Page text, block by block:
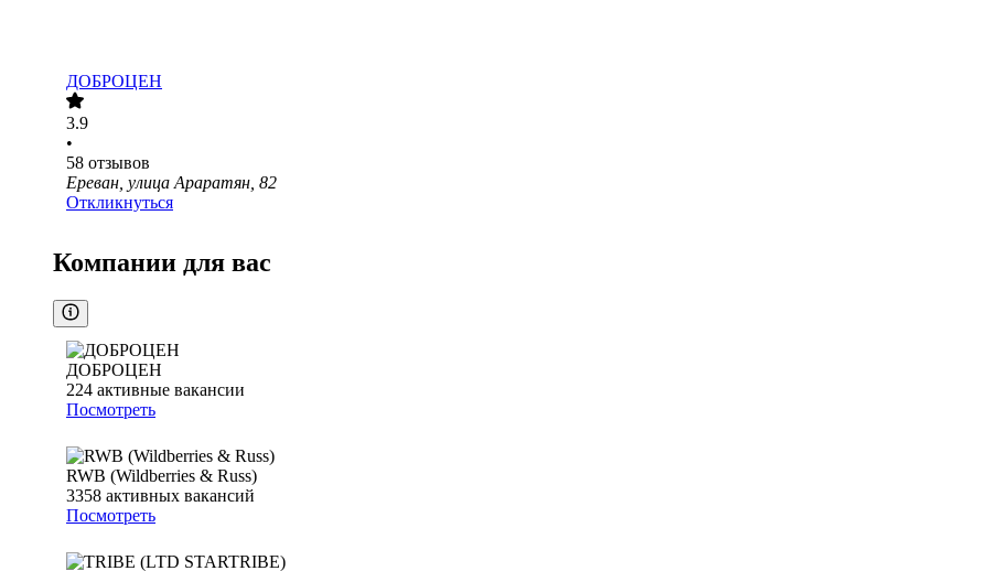
ДОБРОЦЕН
3.9
•
58 отзывов
Ереван, улица Араратян, 82
Откликнуться
Компании для вас
ДОБРОЦЕН
224 активные вакансии
Посмотреть
RWB (Wildberries & Russ)
3358 активных вакансий
Посмотреть